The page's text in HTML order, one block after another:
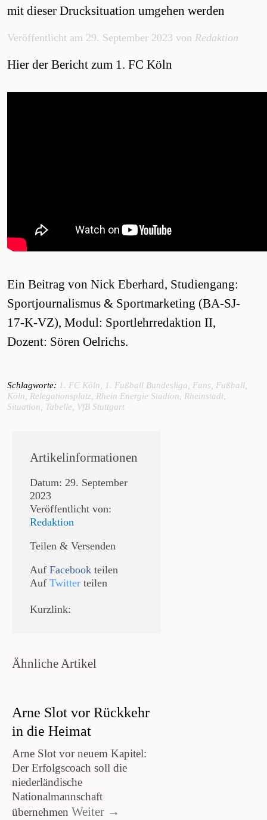
mit dieser Drucksituation umgehen werden
Veröffentlicht am 29. September 2023 von Redaktion
Hier der Bericht zum 1. FC Köln
Ein Beitrag von Nick Eberhard, Studiengang:
Sportjournalismus & Sportmarketing (BA-SJ-
17-K-VZ), Modul: Sportlehrredaktion II,
Dozent: Sören Oelrichs.
Schlagworte: 1. FC Köln, 1. Fußball Bundesliga, Fans, Fußball,
Köln, Relegationsplatz, Rhein Energie Stadion, Rheinstadt,
Situation, Tabelle, VfB Stuttgart
Artikelinformationen
Datum: 29. September
2023
Veröffentlicht von:
Redaktion
Teilen & Versenden
Auf Facebook teilen
Auf Twitter teilen
Kurzlink:
Ähnliche Artikel
Arne Slot vor Rückkehr
in die Heimat
Arne Slot vor neuem Kapitel:
Der Erfolgscoach soll die
niederländische
Nationalmannschaft
übernehmen Weiter →